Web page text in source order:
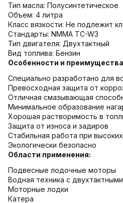
Тип масла: Полусинтетическое
Объем: 4 литра
Класс вязкости: Не подлежит
Стандарты: NMMA TC-W3
Тип двигателя: Двухтактный
Вид топлива: Бензин
Особенности и
Специально разработано для
Превосходная защита от
Отличная смазывающая
Минимальное образование
Хорошая растворимость в
Защита от износа и задиров
Стабильная работа при высоких
Экологически безопасно
Области применения:
Подвесные лодочные моторы
Водная техника с
Моторные лодки
Катера